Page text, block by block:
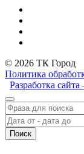
© 2026 ТК Город
Политика
Разработка
Поиск